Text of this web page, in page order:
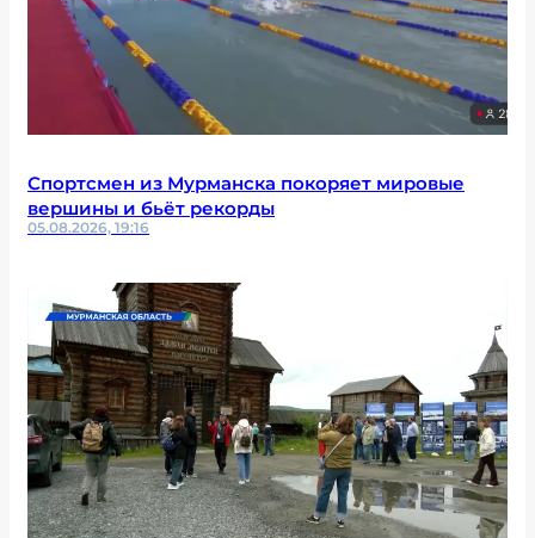
Спортсмен из Мурманска покоряет мировые
вершины и бьёт рекорды
05.08.2026, 19:16